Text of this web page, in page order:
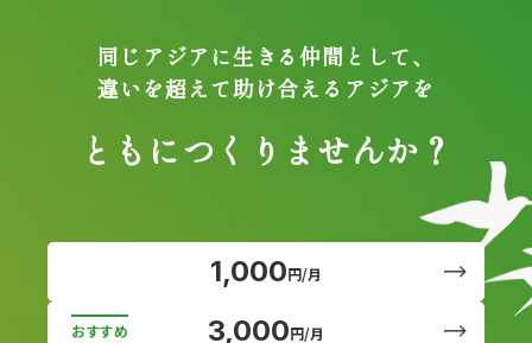
同じアジアに生きる仲間として、
違いを超えて助け合えるアジアを
ともにつくりませんか？
1,000円/月
3,000円/月